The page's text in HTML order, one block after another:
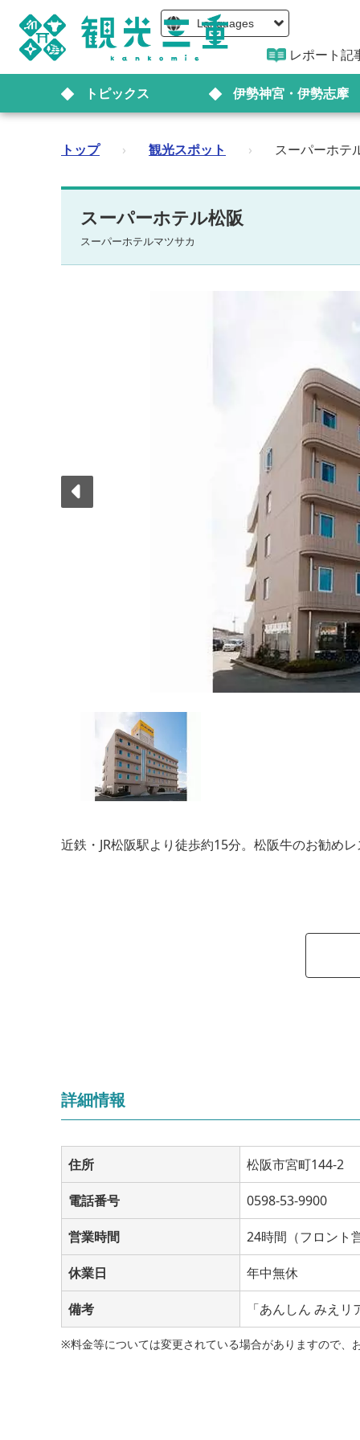
Languages
レポート記
トピックス 伊勢神宮・伊勢志摩
トップ › 観光スポット › スーパーホテ
スーパーホテル松阪
スーパーホテルマツサカ
近鉄・JR松阪駅より徒歩約15分。松阪牛のお勧め
詳細情報
住所 松阪市宮町144-2
電話番号 0598-53-9900
営業時間 24時間（フロント
休業日 年中無休
備考 「あんしん みえリ
※料金等については変更されている場合がありますので、